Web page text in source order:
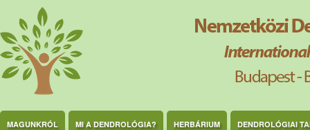
Ugrás a tartalomra
MAGUNKRÓL MI A DENDROLÓGIA? HERBÁRIUM DENDROLÓGIAI